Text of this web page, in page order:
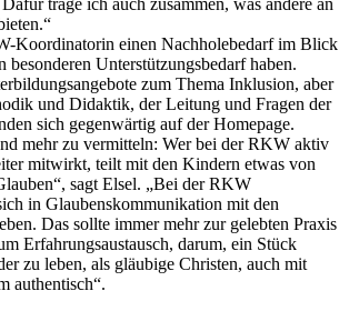
trage ich auch zusammen, was andere an
Koordinatorin einen Nachholebedarf im Blick
besonderen Unterstützungsbedarf haben.
zum Thema Inklusion, aber
und Didaktik, der Leitung und Fragen der
sich gegenwärtig auf der Homepage.
mehr zu vermitteln: Wer bei der RKW aktiv
mitwirkt, teilt mit den Kindern etwas von
sagt Elsel. „Bei der RKW
in Glaubenskommunikation mit den
Das sollte immer mehr zur gelebten Praxis
Erfahrungsaustausch, darum, ein Stück
zu leben, als gläubige Christen, auch mit
authentisch“.